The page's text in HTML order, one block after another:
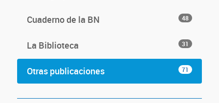
Cuaderno de la BN 48
La Biblioteca 31
Otras publicaciones 71